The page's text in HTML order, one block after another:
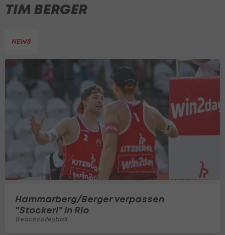
TIM BERGER
NEWS
Hammarberg/Berger verpassen
"Stockerl" in Rio
Beachvolleyball